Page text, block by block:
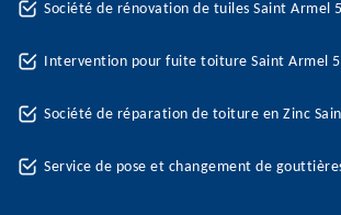
Société de rénovation de tuiles Saint Armel
Intervention pour fuite toiture Saint Armel
Société de réparation de toiture en Zinc
Service de pose et changement de